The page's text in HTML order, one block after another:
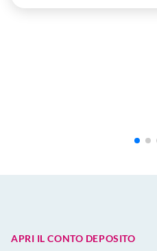
APRI IL CONTO DEPOSITO